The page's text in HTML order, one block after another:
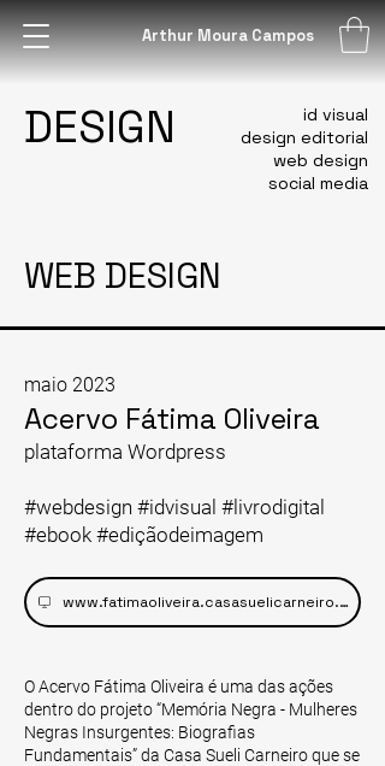
Arthur Moura Campos
DESIGN
id visual
design editorial
web design
social media
WEB DESIGN
maio 2023
Acervo Fátima Oliveira
plataforma Wordpress
#webdesign #idvisual #livrodigital
#ebook #ediçãodeimagem
www.fatimaoliveira.casasuelicarneiro.org.br
O Acervo Fátima Oliveira é uma das ações
dentro do projeto “Memória Negra - Mulheres
Negras Insurgentes: Biografias
Fundamentais” da Casa Sueli Carneiro que se